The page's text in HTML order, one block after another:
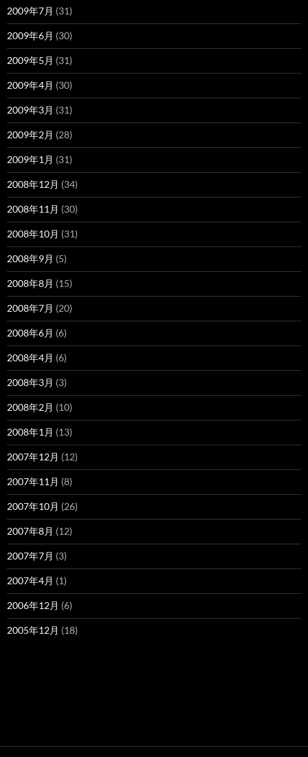
2009年7月 (31)
2009年6月 (30)
2009年5月 (31)
2009年4月 (30)
2009年3月 (31)
2009年2月 (28)
2009年1月 (31)
2008年12月 (34)
2008年11月 (30)
2008年10月 (31)
2008年9月 (5)
2008年8月 (15)
2008年7月 (20)
2008年6月 (6)
2008年4月 (6)
2008年3月 (3)
2008年2月 (10)
2008年1月 (13)
2007年12月 (12)
2007年11月 (8)
2007年10月 (26)
2007年8月 (12)
2007年7月 (3)
2007年4月 (1)
2006年12月 (6)
2005年12月 (18)